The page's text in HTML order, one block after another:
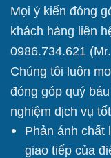
Mọi ý kiến đóng
khách hàng liên
0986.734.621
Chúng tôi luôn
đóng góp quý
nghiệm dịch vụ
Phản ánh chất
giao tiếp của